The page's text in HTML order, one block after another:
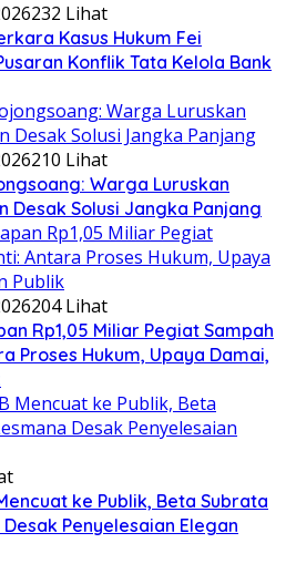
232 Lihat
Kasus Hukum Fei
Konflik Tata Kelola Bank
210 Lihat
Warga Luruskan
Desak Solusi Jangka Panjang
204 Lihat
Rp1,05 Miliar Pegiat Sampah
Proses Hukum, Upaya Damai,
ke Publik, Beta Subrata
Penyelesaian Elegan